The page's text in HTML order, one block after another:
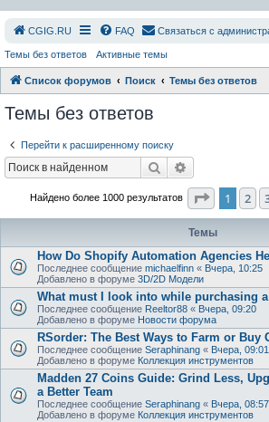
СGIG.RU FAQ Связаться с
Темы без ответов Активные темы
Список форумов Поиск Темы без ответов
Темы без ответов
Перейти к расширенному поиску
Поиск
Найдено более 1000 результатов 1 2
Темы
How Do Shopify Automation Agencies
Последнее сообщение michaelfinn « Вчера, 10:25
Добавлено в форуме 3D/2D Модели
What must I look into while purchasing
Последнее сообщение Reeltor88 « Вчера, 09:20
Добавлено в форуме Новости форума
RSorder: The Best Ways to Farm or Buy
Последнее сообщение Seraphinang « Вчера, 09:01
Добавлено в форуме Коллекция инструментов
Madden 27 Coins Guide: Grind Less,
a Better Team
Последнее сообщение Seraphinang « Вчера, 08:57
Добавлено в форуме Коллекция инструментов